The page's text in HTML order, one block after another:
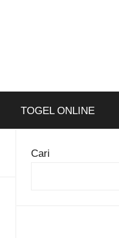
TOGEL ONLINE
Cari